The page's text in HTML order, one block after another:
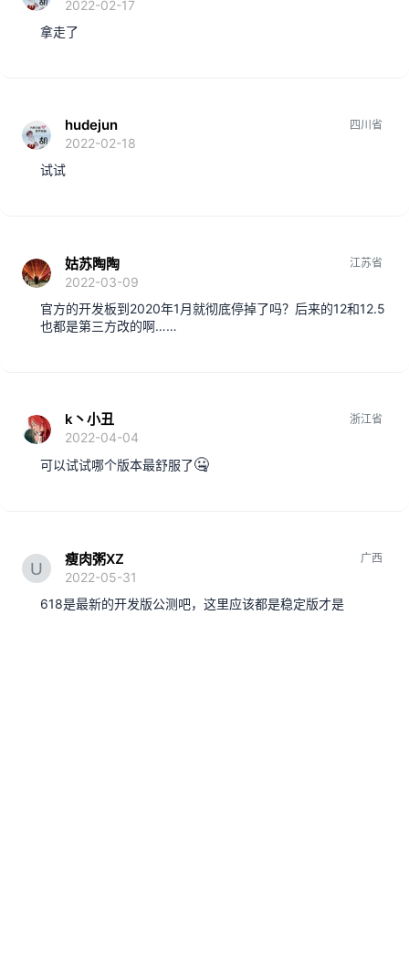
2022-02-17
拿走了
hudejun
2022-02-18
四川省
试试
姑苏陶陶
2022-03-09
江苏省
官方的开发板到2020年1月就彻底停掉了吗？后来的12和12.5
也都是第三方改的啊……
k丶小丑
2022-04-04
浙江省
可以试试哪个版本最舒服了🤐
瘦肉粥XZ
2022-05-31
广西
618是最新的开发版公测吧，这里应该都是稳定版才是